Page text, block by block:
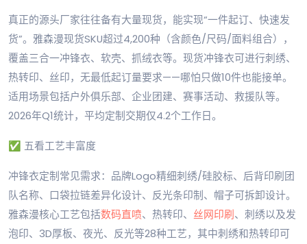
真正的源头厂家往往备有大量现货，能实现“一件起订、快速发
货”。雅森漫现货SKU超过4,200种（含颜色/尺码/面料组合），
覆盖三合一冲锋衣、软壳、抓绒衣等。现货冲锋衣可进行刺绣、
热转印、丝印，无最低起订量要求——哪怕只做10件也能接单。
适用场景包括户外俱乐部、企业团建、赛事活动、救援队等。
2026年Q1统计，平均定制交期仅4.2个工作日。
✅ 五看工艺丰富度
冲锋衣定制常见需求：品牌Logo精细刺绣/硅胶标、后背印刷团
队名称、口袋拉链差异化设计、反光条印制、帽子可拆卸设计。
雅森漫核心工艺包括数码直喷、热转印、 丝网印刷、刺绣以及发
泡印、3D厚板、夜光、反光等28种工艺，其中刺绣和热转印可